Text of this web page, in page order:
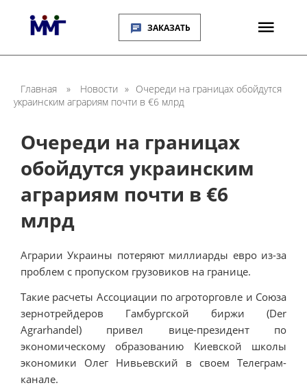
ЗАКАЗАТЬ
Главная » Новости » Очереди на границах обойдутся
украинским аграриям почти в €6 млрд
Очереди на границах
обойдутся украинским
аграриям почти в €6
млрд
Аграрии Украины потеряют миллиарды евро из-за
проблем с пропуском грузовиков на границе.
Такие расчеты Ассоциации по агроторговле и Союза
зернотрейдеров Гамбургской биржи (Der
Agrarhandel) привел вице-президент по
экономическому образованию Киевской школы
экономики Олег Нивьевский в своем Телеграм-
канале.